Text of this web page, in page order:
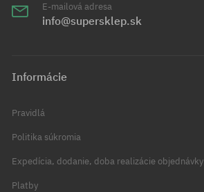
E-mailová adresa
info@supersklep.sk
Informácie
Pravidlá
Politika súkromia
Expedícia, dodanie, doba realizácie objednávky
Platby